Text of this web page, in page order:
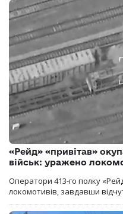
«Рейд» «привітав»
військ: уражено
Оператори 413-го полку
локомотивів, завдавши